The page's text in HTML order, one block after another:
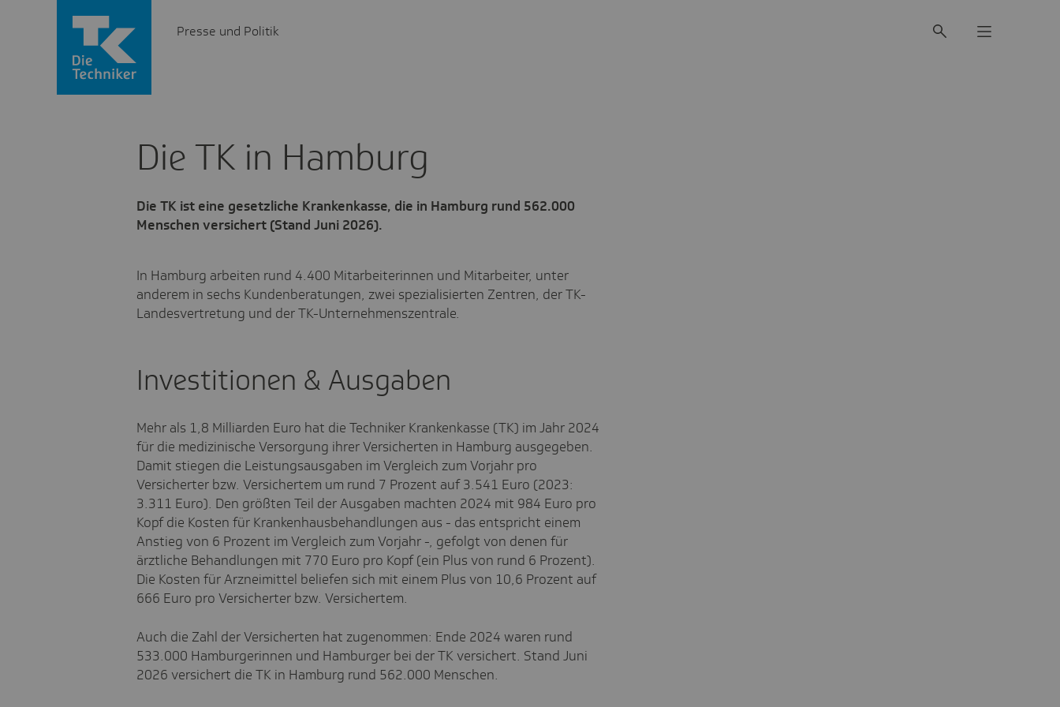
Presse und Politik
Die TK in Hamburg
Die TK ist eine gesetzliche Krankenkasse, die in Hamburg rund 562.000
Menschen versichert (Stand Juni 2026).
In Hamburg arbeiten rund 4.400 Mitarbeiterinnen und Mitarbeiter, unter
anderem in sechs Kundenberatungen, zwei spezialisierten Zentren, der TK-
Landesvertretung und der TK-Unternehmenszentrale.
Investitionen & Ausgaben
Mehr als 1,8 Milliarden Euro hat die Techniker Krankenkasse (TK) im Jahr 2024
für die medizinische Versorgung ihrer Versicherten in Hamburg ausgegeben.
Damit stiegen die Leistungsausgaben im Vergleich zum Vorjahr pro
Versicherter bzw. Versichertem um rund 7 Prozent auf 3.541 Euro (2023:
3.311 Euro). Den größten Teil der Ausgaben machten 2024 mit 984 Euro pro
Kopf die Kosten für Krankenhausbehandlungen aus - das entspricht einem
Anstieg von 6 Prozent im Vergleich zum Vorjahr -, gefolgt von denen für
ärztliche Behandlungen mit 770 Euro pro Kopf (ein Plus von rund 6 Prozent).
Die Kosten für Arzneimittel beliefen sich mit einem Plus von 10,6 Prozent auf
666 Euro pro Versicherter bzw. Versichertem.
Auch die Zahl der Versicherten hat zugenommen: Ende 2024 waren rund
533.000 Hamburgerinnen und Hamburger bei der TK versichert. Stand Juni
2026 versichert die TK in Hamburg rund 562.000 Menschen.